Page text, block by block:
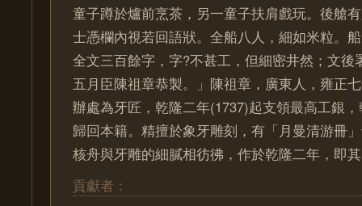
童子蹲於爐前烹茶，另一童子扶肩戲玩。後艙
士憑欄內視若回語狀。全船八人，細如米粒。
全文三百餘字，字?不甚工，但細密井然；文後
五月臣陳祖章恭製。」陳祖章，廣東人，雍正
辦處為牙匠，乾隆二年(1737)起支領最高工銀
歸回本籍。精擅於象牙雕刻，有「月曼清游冊
核舟與牙雕的細膩相彷彿，作於乾隆二年，即
貢獻者：